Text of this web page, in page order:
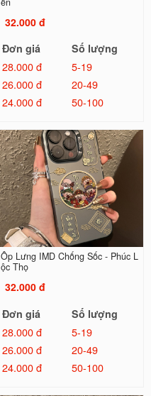
32.000 đ
Đơn giá
Số lượng
28.000 đ
5-19
26.000 đ
20-49
24.000 đ
50-100
Ốp Lưng IMD Chống Sốc - Phúc L
ộc Thọ
32.000 đ
Đơn giá
Số lượng
28.000 đ
5-19
26.000 đ
20-49
24.000 đ
50-100